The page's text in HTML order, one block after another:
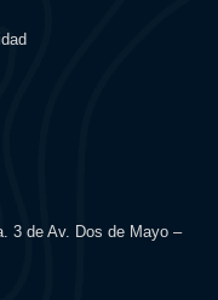
3 de Av. Dos de Mayo –